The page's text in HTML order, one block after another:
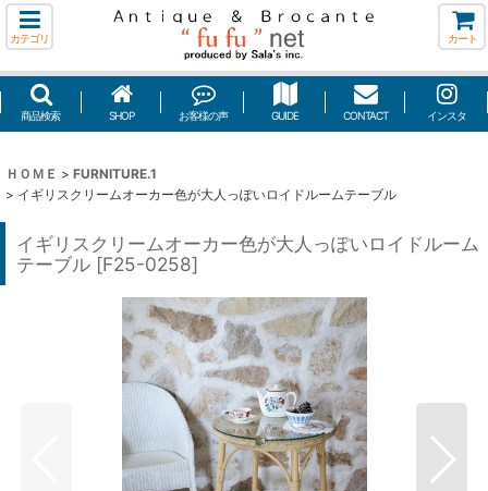
カテゴリ カート
商品検索 SHOP お客様の声 GUIDE CONTACT インスタ
ＨＯＭＥ > FURNITURE.1
> イギリスクリームオーカー色が大人っぽいロイドルームテーブル
イギリスクリームオーカー色が大人っぽいロイドルーム
テーブル [F25-0258]